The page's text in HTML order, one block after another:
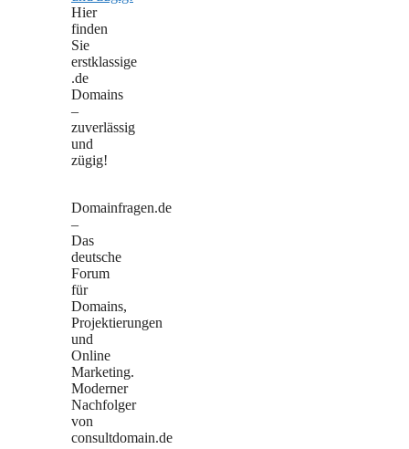
Hier
finden
Sie
erstklassige
.de
Domains
–
zuverlässig
und
zügig!
Domainfragen.de
–
Das
deutsche
Forum
für
Domains,
Projektierungen
und
Online
Marketing.
Moderner
Nachfolger
von
consultdomain.de